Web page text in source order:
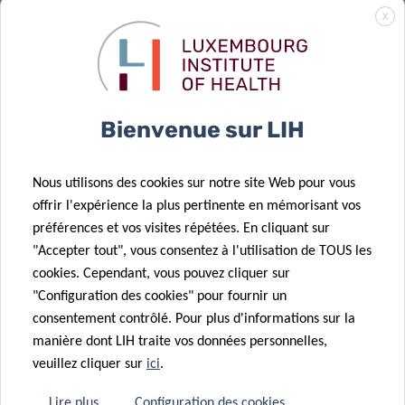
compréhension
mondiale des
soins contre
féminins
union d’efforts
pour la
l’obésité.
lancent la
première
étude à
sur le soutien
à domicile
pour les
autistes,
dirigé par le
robot QTrobot
Une étude du
mélanges
chimiques
associés à un
de troubles
métaboliques
21 Nov 2025
Faire avancer
la recherche
26 Sep 2025
Publication du
rapport
Surveillance
X
Bienvenue sur LIH
Nous utilisons des cookies sur notre site Web pour vous
offrir l'expérience la plus pertinente en mémorisant vos
préférences et vos visites répétées. En cliquant sur
"Accepter tout", vous consentez à l'utilisation de TOUS les
cookies. Cependant, vous pouvez cliquer sur
"Configuration des cookies" pour fournir un
consentement contrôlé. Pour plus d'informations sur la
manière dont LIH traite vos données personnelles,
veuillez cliquer sur ici.